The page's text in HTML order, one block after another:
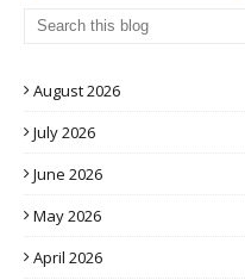
August 2026
July 2026
June 2026
May 2026
April 2026